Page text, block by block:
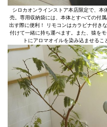
シロカオンラインストア本店限定で、本
売。専用収納袋には、本体とすべての付
出す際に便利！ リモコンはカラビナ付き
付けて一緒に持ち運べます。また、猿を
トにアロマオイルを染み込ませる